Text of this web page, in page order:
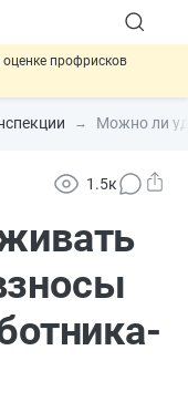
профрисков
в силу сегодня
ВНЖ и
Можно ли
1.5к